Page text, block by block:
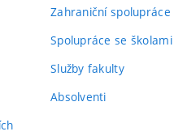
Zahraniční spolupráce
Spolupráce se školami
Služby fakulty
Absolventi